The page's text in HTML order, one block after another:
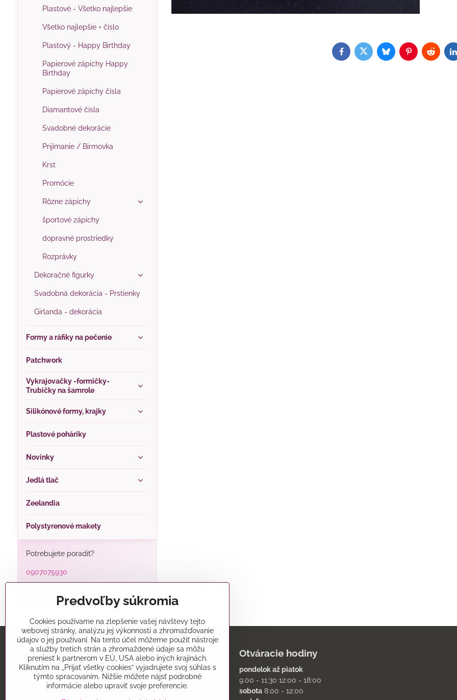
Facebook
TwitterBlueskyPinterestReddit
Plastové - Všetko najlepšie
Všetko najlepšie + číslo
Plastový - Happy Birthday
Papierové zápichy Happy
Birthday
Papierové zápichy čísla
Diamantové čísla
Svadobné dekorácie
Prijímanie / Birmovka
Krst
Promócie
Rôzne zápichy
športové zápichy
dopravné prostriedky
Rozprávky
Dekoračné figurky
Svadobná dekorácia - Prstienky
Girlanda - dekorácia
Formy a ráfiky na pečenie
Patchwork
Vykrajovačky -formičky-
Trubičky na šamrole
Silikónové formy, krajky
Plastové poháriky
Novinky
Jedlá tlač
Zeelandia
Polystyrenové makety
Potrebujete poradiť?
0907075930
Predajňa
Alatorty
Mikovíniho 15
Trnava 91701
Otváracie hodiny
pondelok až piatok
9:00 - 11:30 12:00 - 18:00
sobota8:00 - 12:00
Predvoľby súkromia
Cookies používame na zlepšenie vašej návštevy tejto
webovej stránky, analýzu jej výkonnosti a zhromažďovanie
údajov o jej používaní. Na tento účel môžeme použiť nástroje
a služby tretích strán a zhromaždené údaje sa môžu
preniesť k partnerom v EÚ, USA alebo iných krajinách.
Kliknutím na „Prijať všetky cookies“ vyjadrujete svoj súhlas s
týmto spracovaním. Nižšie môžete nájsť podrobné
informácie alebo upraviť svoje preferencie.